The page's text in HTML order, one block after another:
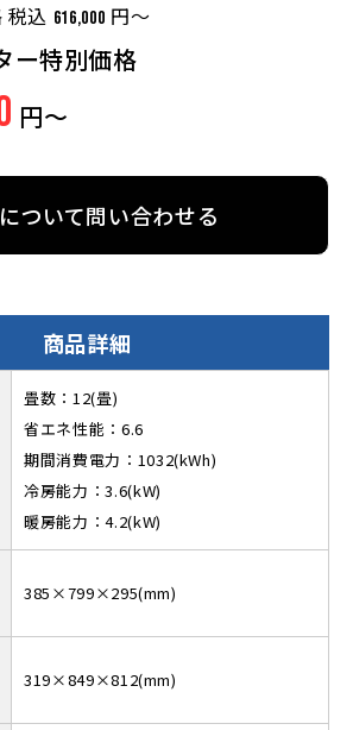
税込 616,000 円～
ー特別価格
円～
ついて問い合わせる
商品詳細
畳数：12(畳)
省エネ性能：6.6
期間消費電力：1032(kWh)
冷房能力：3.6(kW)
暖房能力：4.2(kW)
385×799×295(mm)
319×849×812(mm)